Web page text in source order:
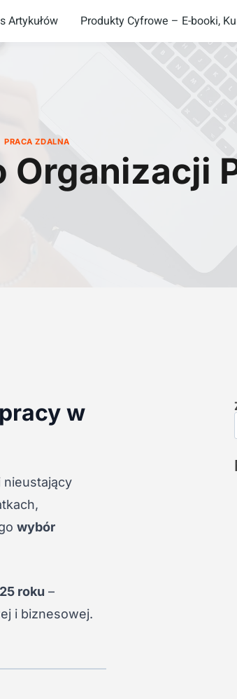
Artykułów Produkty Cyfrowe – E-booki,
PRACA ZDALNA
w
nieustający
wybór
roku –
i biznesowej.